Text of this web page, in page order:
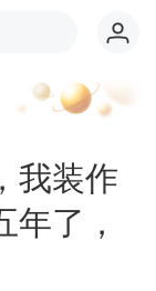
我装作
了，